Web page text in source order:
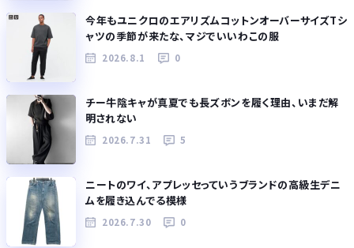
今年もユニクロのエアリズムコットンオーバーサイズTシ
ャツの季節が来たな、マジでいいわこの服
2026.8.1 0
チー牛陰キャが真夏でも長ズボンを履く理由、いまだ解
明されない
2026.7.31 5
ニートのワイ、アプレッセっていうブランドの高級生デニ
ムを履き込んでる模様
2026.7.30 0